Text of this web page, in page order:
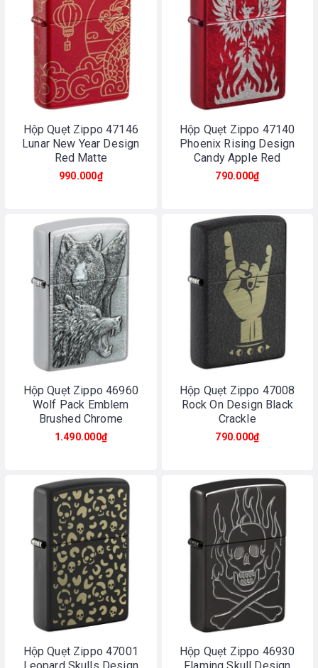
Hộp Quẹt Zippo 47146
Lunar New Year Design
Red Matte
990.000₫
Hộp Quẹt Zippo 47140
Phoenix Rising Design
Candy Apple Red
790.000₫
Hộp Quẹt Zippo 46960
Wolf Pack Emblem
Brushed Chrome
1.490.000₫
Hộp Quẹt Zippo 47008
Rock On Design Black
Crackle
790.000₫
Hộp Quẹt Zippo 47001
Leopard Skulls Design
Hộp Quẹt Zippo 46930
Flaming Skull Design